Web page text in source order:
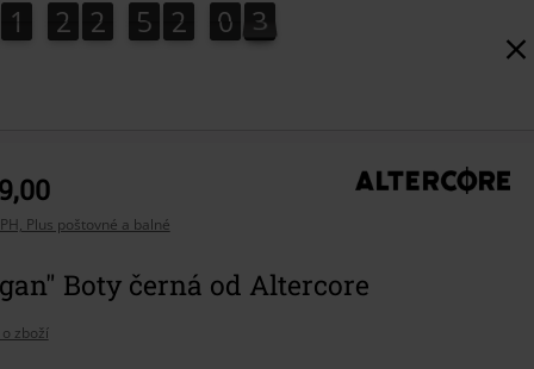
1
1 2
2 2
2 5
5 2
2 0
0 1
2
1
3
2
Plus poštovné a balné
Boty černá od Altercore
zboží